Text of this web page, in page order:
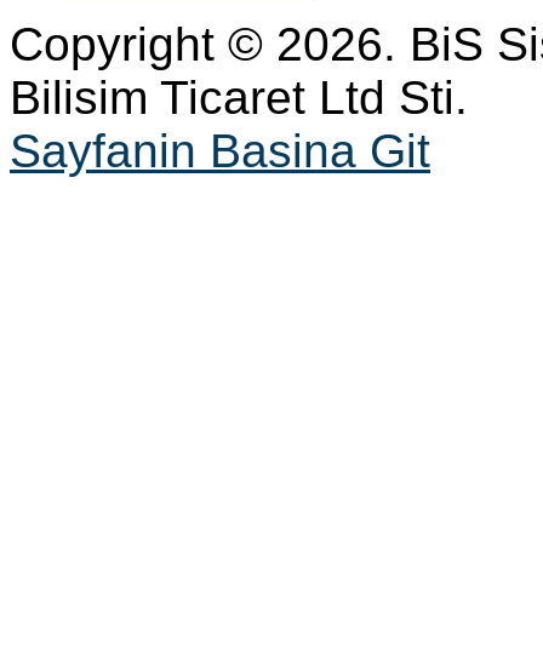
Copyright © 2026. BiS
Bilisim Ticaret Ltd Sti.
Sayfanin Basina Git